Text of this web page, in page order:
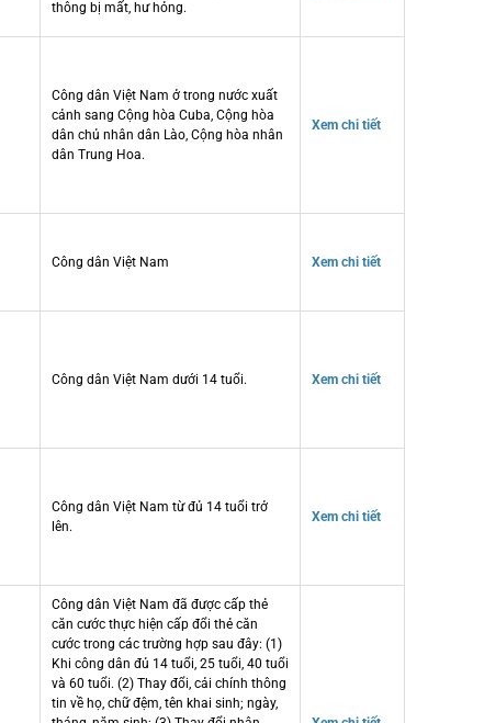
thông bị mất, hư hỏng.
Công dân Việt Nam ở trong nước xuất
cảnh sang Cộng hòa Cuba, Cộng hòa
dân chủ nhân dân Lào, Cộng hòa nhân
dân Trung Hoa.
Xem chi tiết
Công dân Việt Nam Xem chi tiết
Công dân Việt Nam dưới 14 tuổi. Xem chi tiết
Công dân Việt Nam từ đủ 14 tuổi trở
lên.
Xem chi tiết
Công dân Việt Nam đã được cấp thẻ
căn cước thực hiện cấp đổi thẻ căn
cước trong các trường hợp sau đây: (1)
Khi công dân đủ 14 tuổi, 25 tuổi, 40 tuổi
và 60 tuổi. (2) Thay đổi, cải chính thông
tin về họ, chữ đệm, tên khai sinh; ngày,